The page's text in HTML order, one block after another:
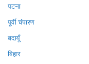
पटना
पूर्वी चंपारण
बदायूँ
बिहार